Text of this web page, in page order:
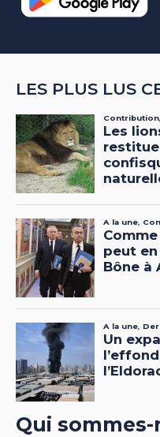
LES PLUS LUS
Qui sommes-